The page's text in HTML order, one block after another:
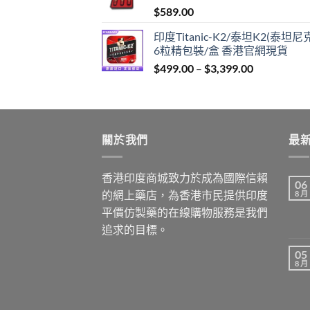
$589.00
印度Titanic-K2/泰坦K2(泰坦尼
6粒精包裝/盒 香港官網現貨
$499.00 – $3,399.00Price
through
關於我們
香港印度商城致力於成為國際信賴
的網上藥店，為香港市民提供印度
平價仿製藥的在線購物服務是我們
追求的目標。
最
06
8 月
05
8 月